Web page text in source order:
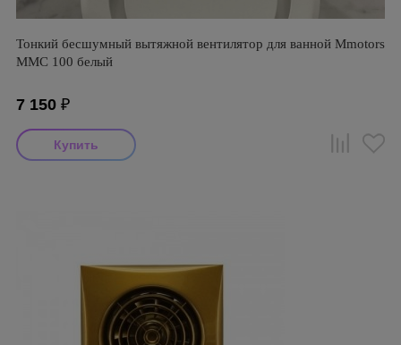
Тонкий бесшумный вытяжной вентилятор для ванной Mmotors
ММC 100 белый
7 150 ₽